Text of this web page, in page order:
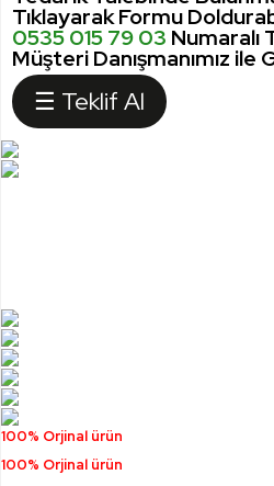
Tıklayarak Formu
0535 015 79 03 Numaralı
Müşteri Danışmanımız ile
☰ Teklif Al
100% Orjinal ürün
100% Orjinal ürün